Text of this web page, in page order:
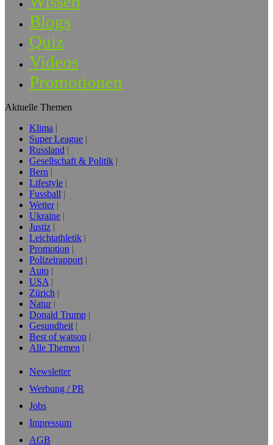
Blogs
Quiz
Videos
Promotionen
Aktuelle Themen
Klima
Super League
Russland
Gesellschaft & Politik
Bern
Lifestyle
Fussball
Wetter
Ukraine
Justiz
Leichtathletik
Promotion
Polizeirapport
Auto
USA
Zürich
Natur
Donald Trump
Gesundheit
Best of watson
Alle Themen
Newsletter
Werbung / PR
Jobs
Impressum
AGB